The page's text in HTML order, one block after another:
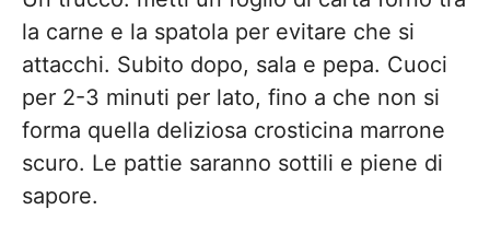
la carne e la spatola per evitare che si
attacchi. Subito dopo, sala e pepa. Cuoci
per 2-3 minuti per lato, fino a che non si
forma quella deliziosa crosticina marrone
scuro. Le pattie saranno sottili e piene di
sapore.